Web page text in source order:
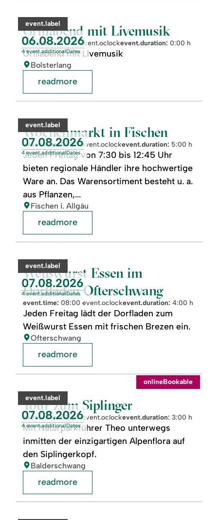
category:
event.label
event.nextDate:
06.08.2026
4 event.additionalDates
Grillabend mit Livemusik
event.time:19:00 event.oclockevent.duration: 0:00 h
Grillabend mit Livemusik
location:
Bolsterlang
readmore:
mit
Livemusik
readmore
category:
event.label
event.nextDate:
07.08.2026
4 event.additionalDates
Wochenmarkt in Fischen
event.time:07:30 event.oclockevent.duration: 5:00 h
Jeden Freitag von 7:30 bis 12:45 Uhr
bieten regionale Händler ihre hochwertige
Ware an. Das Warensortiment besteht u. a.
aus Pflanzen,...
location:
Fischen i. Allgäu
readmore:
in
Fischen
readmore
category:
event.label
event.nextDate:
07.08.2026
4 event.additionalDates
Weißwurst Essen im
Dorfladen Ofterschwang
event.time: 08:00 event.oclockevent.duration: 4:00 h
Jeden Freitag lädt der Dorfladen zum
Weißwurst Essen mit frischen Brezen ein.
location:
Ofterschwang
readmore:
Essen
Dorfladen
Ofterschwang
readmore
category:
event.label
event.nextDate:
07.08.2026
4 event.additionalDates
onlineBookable
Tour zum Siplinger
event.time:09:20 event.oclockevent.duration: 3:00 h
Mit Naturparkführer Theo unterwegs
inmitten der einzigartigen Alpenflora auf
den Siplingerkopf.
location:
Balderschwang
readmore:
zum
Siplinger
readmore
readmore: